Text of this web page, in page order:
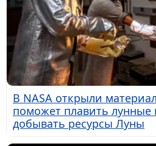
В NASA открыли
поможет плавить лунные
добывать ресурсы Луны